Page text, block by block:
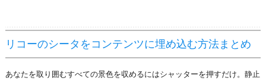
リコーのシータをコンテンツに埋め込む方法まとめ
あなたを取り囲むすべての景色を収めるにはシャッターを押すだけ。 静止